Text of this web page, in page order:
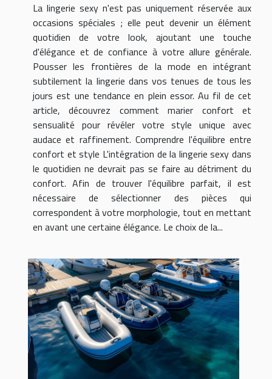
La lingerie sexy n'est pas uniquement réservée aux
occasions spéciales ; elle peut devenir un élément
quotidien de votre look, ajoutant une touche
d'élégance et de confiance à votre allure générale.
Pousser les frontières de la mode en intégrant
subtilement la lingerie dans vos tenues de tous les
jours est une tendance en plein essor. Au fil de cet
article, découvrez comment marier confort et
sensualité pour révéler votre style unique avec
audace et raffinement. Comprendre l'équilibre entre
confort et style L'intégration de la lingerie sexy dans
le quotidien ne devrait pas se faire au détriment du
confort. Afin de trouver l'équilibre parfait, il est
nécessaire de sélectionner des pièces qui
correspondent à votre morphologie, tout en mettant
en avant une certaine élégance. Le choix de la...